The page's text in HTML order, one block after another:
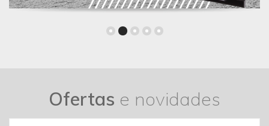
Ofertas e novidades